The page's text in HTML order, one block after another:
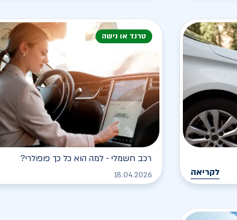
לקריאה
טרנד או נישה
רכב חשמלי - למה הוא כל כך פופולרי?
18.04.2026